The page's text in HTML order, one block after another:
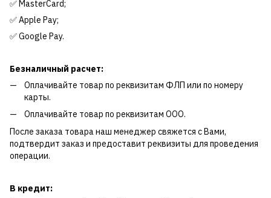
✅ MasterCard;
✅ Apple Pay;
✅ Google Pay.
Безналичный расчет:
Оплачивайте товар по реквизитам ФЛП или по номеру
карты.
Оплачивайте товар по реквизитам ООО.
После заказа товара наш менеджер свяжется с Вами,
подтвердит заказ и предоставит реквизиты для проведения
операции.
В кредит: